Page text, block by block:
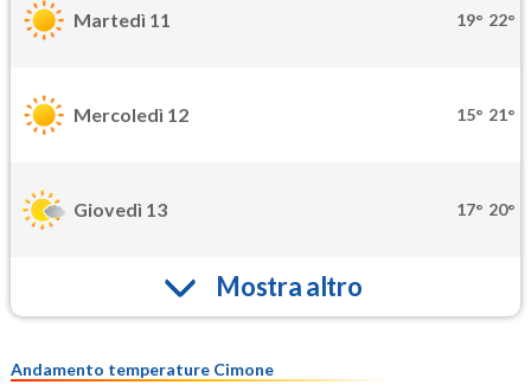
Martedì 11 19° 22°
Mercoledì 12 15° 21°
Giovedì 13 17° 20°
Mostra altro
Andamento temperature Cimone